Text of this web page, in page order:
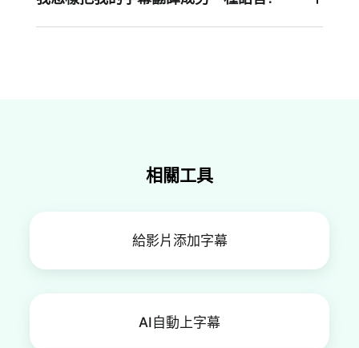
相關工具
給影片添加字幕
AI自動上字幕